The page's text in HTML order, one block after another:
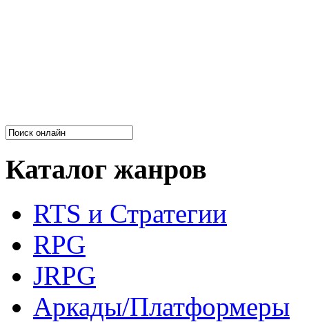
Каталог жанров
RTS и Стратегии
RPG
JRPG
Аркады/Платформеры